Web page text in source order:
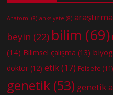
Anatomi (8) anksiyete (8) araştırma
beyin (22) bilim (69)
(14) Bilimsel çalışma (13)
doktor (12) etik(17) Felsefe (11)
genetik (53) genetik